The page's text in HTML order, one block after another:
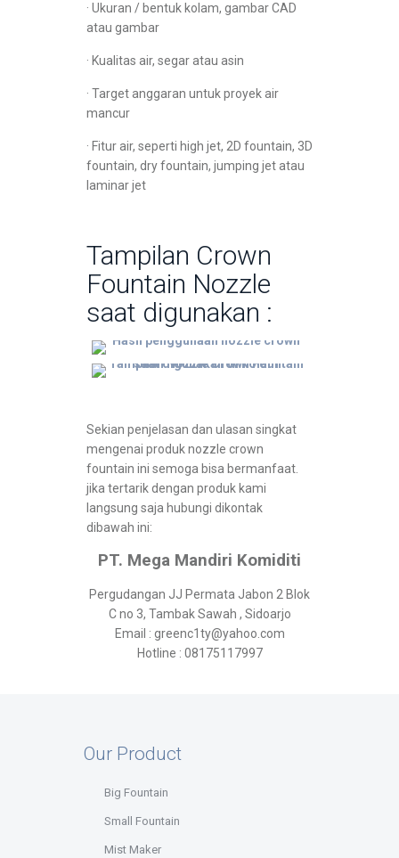
· Ukuran / bentuk kolam, gambar CAD
atau gambar
· Kualitas air, segar atau asin
· Target anggaran untuk proyek air
mancur
· Fitur air, seperti high jet, 2D fountain, 3D
fountain, dry fountain, jumping jet atau
laminar jet
Tampilan Crown
Fountain Nozzle
saat digunakan :
Sekian penjelasan dan ulasan singkat
mengenai produk nozzle crown
fountain ini semoga bisa bermanfaat.
jika tertarik dengan produk kami
langsung saja hubungi dikontak
dibawah ini:
PT. Mega Mandiri Komiditi
Pergudangan JJ Permata Jabon 2 Blok
C no 3, Tambak Sawah , Sidoarjo
Email : greenc1ty@yahoo.com
Hotline : 08175117997
Our Product
Big Fountain
Small Fountain
Mist Maker